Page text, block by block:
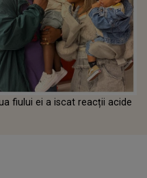
fiului ei a iscat reacții acide